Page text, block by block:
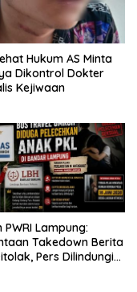
Hukum AS Minta
Dikontrol Dokter
Kejiwaan
PWRI Lampung:
Takedown Berita
Pers Dilindungi